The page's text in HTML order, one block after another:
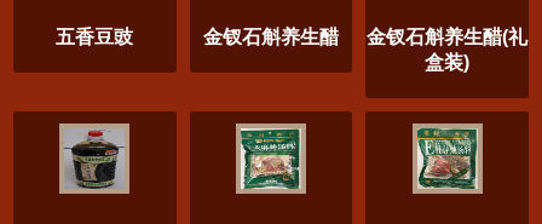
五香豆豉 金钗石斛养生醋
金钗石斛养生醋(礼
盒装)